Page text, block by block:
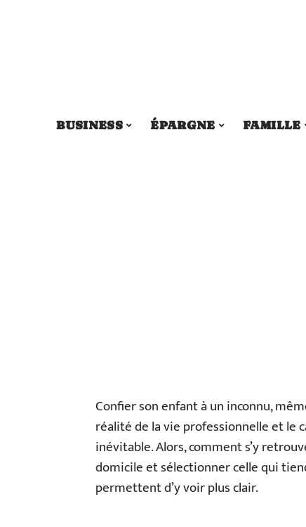
BUSINESS ÉPARGNE FAMILLE
Confier son enfant à un inconnu,
réalité de la vie professionnelle et le
inévitable. Alors, comment s’y
domicile et sélectionner celle qui
permettent d’y voir plus clair.